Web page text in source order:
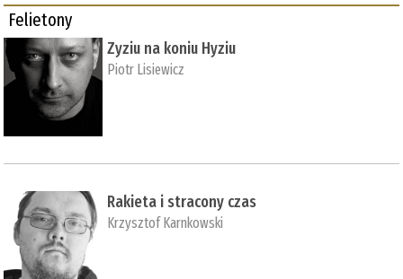
Felietony
Zyziu na koniu Hyziu
Piotr Lisiewicz
Rakieta i stracony czas
Krzysztof Karnkowski